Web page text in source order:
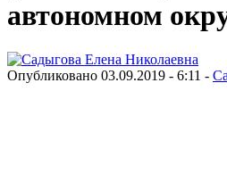
автономном
Опубликовано 03.09.2019 - 6:11 -